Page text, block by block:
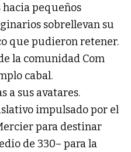
hacia pequeños
sobrellevan su
que pudieron retener.
la comunidad Com
cabal.
a sus avatares.
impulsado por el
para destinar
de 330– para la